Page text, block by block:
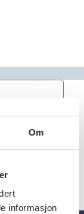
Om
informasjon